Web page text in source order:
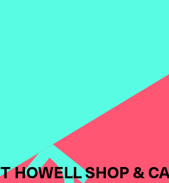
HOWELL SHOP &